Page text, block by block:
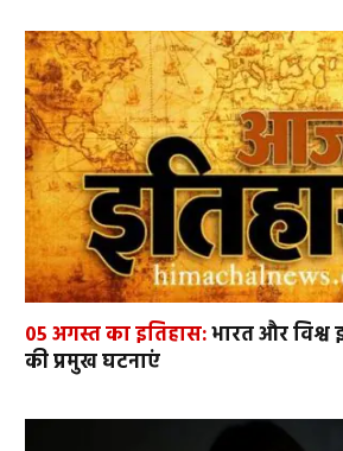
05 अगस्त का इतिहास:भारत और विश्व
की प्रमुख घटनाएं